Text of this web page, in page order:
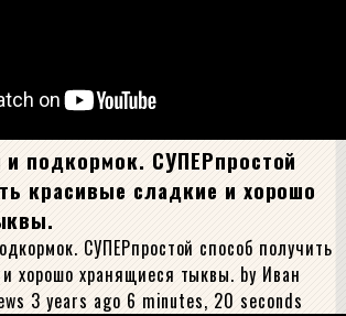
и подкормок. СУПЕРпростой
красивые сладкие и хорошо
СУПЕРпростой способ получить
хорошо хранящиеся тыквы. by Иван
3 years ago 6 minutes, 20 seconds